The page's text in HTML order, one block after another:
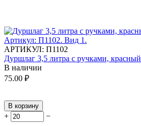
АРТИКУЛ: П1102
Дуршлаг 3,5 литра с ручками, красный
В наличии
75.00 ₽
В корзину
+ −